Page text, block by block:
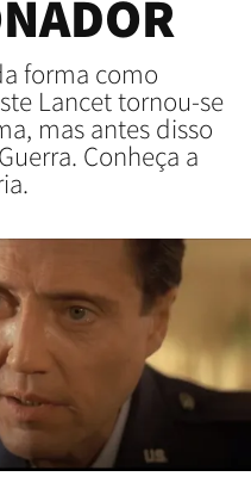
forma como
Lancet tornou-se
mas antes disso
Conheça a